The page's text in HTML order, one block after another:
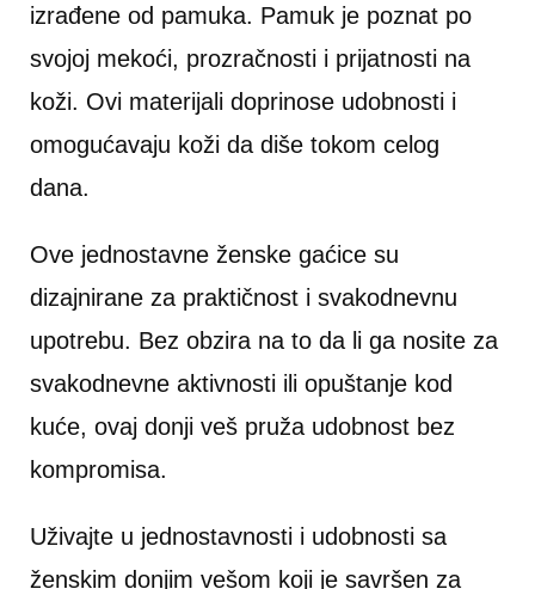
izrađene od pamuka. Pamuk je poznat po
svojoj mekoći, prozračnosti i prijatnosti na
koži. Ovi materijali doprinose udobnosti i
omogućavaju koži da diše tokom celog
dana.
Ove jednostavne ženske gaćice su
dizajnirane za praktičnost i svakodnevnu
upotrebu. Bez obzira na to da li ga nosite za
svakodnevne aktivnosti ili opuštanje kod
kuće, ovaj donji veš pruža udobnost bez
kompromisa.
Uživajte u jednostavnosti i udobnosti sa
ženskim donjim vešom koji je savršen za